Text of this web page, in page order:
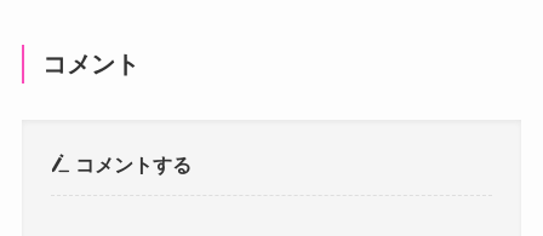
コメント
コメントする